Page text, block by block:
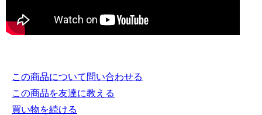
この商品について問い合わせる
この商品を友達に教える
買い物を続ける